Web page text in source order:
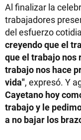
Al finalizar la
trabajadores
del esfuerzo
creyendo que el
que el trabajo nos
trabajo nos hace
vida", expresó. Y
Cayetano hoy
trabajo y le
a no bajar los